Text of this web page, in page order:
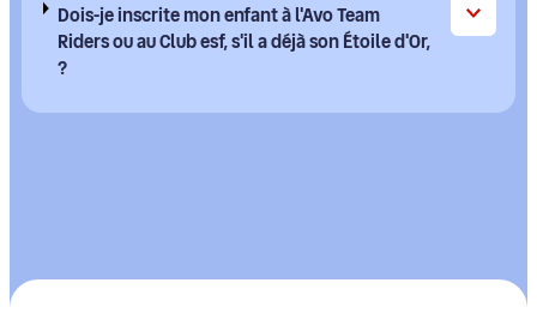
Dois-je inscrite mon enfant à l'Avo Team
Riders ou au Club esf, s'il a déjà son Étoile d'Or,
?